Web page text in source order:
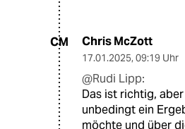
CM Chris McZott
17.01.2025, 09:19 Uhr
@Rudi Lipp:
Das ist richtig,
unbedingt ein
möchte und über